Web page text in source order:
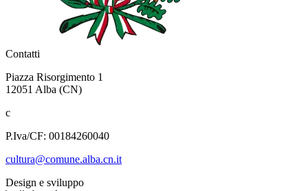
Contatti
Piazza Risorgimento 1
12051 Alba (CN)
c
P.Iva/CF: 00184260040
cultura@comune.alba.cn.it
Design e sviluppo